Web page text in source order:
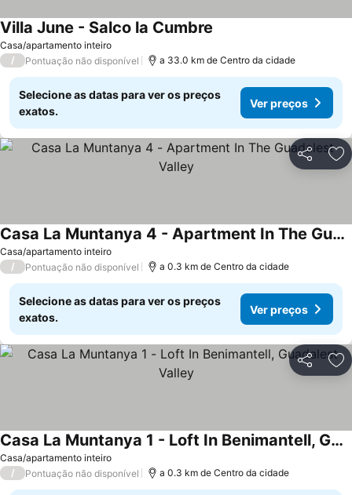
Casa/apartamento inteiro
Villa June - Salco la Cumbre
/ Pontuação não disponível a 33.0 km de Centro da cidade
Selecione as datas para ver os preços
exatos.
Ver preços
Partilhar
Casa/apartamento inteiro
Casa La Muntanya 4 - Apartment In The Guadalest Valley
/ Pontuação não disponível a 0.3 km de Centro da cidade
Selecione as datas para ver os preços
exatos.
Ver preços
Partilhar
Casa/apartamento inteiro
Casa La Muntanya 1 - Loft In Benimantell, Guadalest Valley
/ Pontuação não disponível a 0.3 km de Centro da cidade